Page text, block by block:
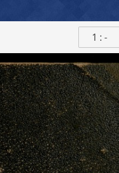
1 : -